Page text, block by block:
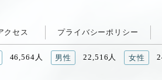
クセス プライバシーポリシー
46,564人 男性 22,516人 女性